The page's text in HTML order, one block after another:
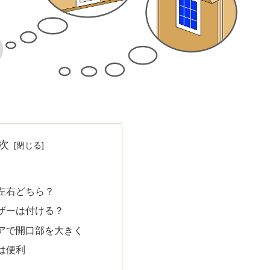
右どちら？
ーは付ける？
で開口部を大きく
便利